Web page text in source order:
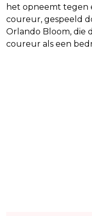
het opneemt tegen
coureur, gespeeld
Orlando Bloom, die
coureur als een